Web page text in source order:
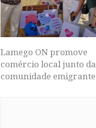
Lamego ON promove
comércio local junto da
comunidade emigrante